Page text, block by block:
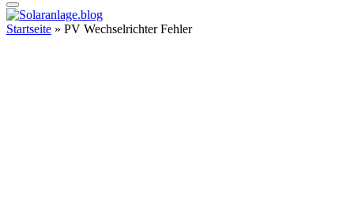
Startseite » PV Wechselrichter Fehler